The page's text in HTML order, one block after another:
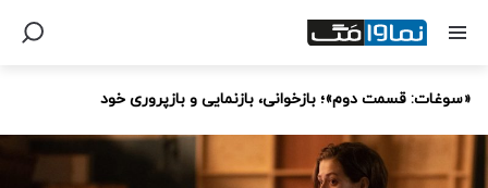
«سوغات: قسمت دوم»؛ بازخوانی، بازنمایی و بازپروری خود